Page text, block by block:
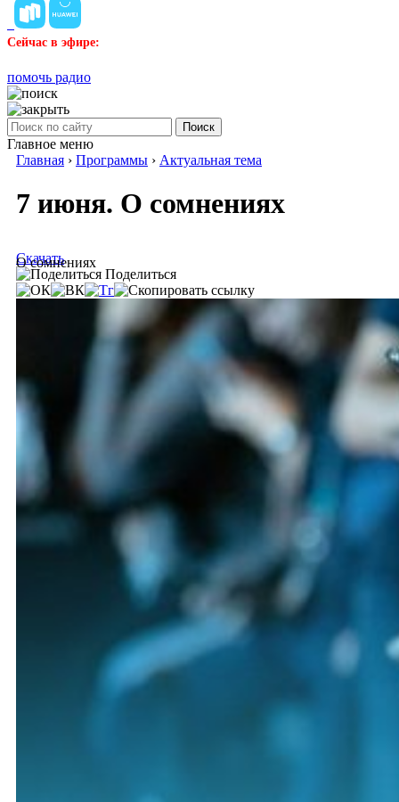
Сейчас в эфире:
помочь радио
Поиск
Главное меню
Главная › Программы › Актуальная тема
7 июня. О сомнениях
О сомнениях
Скачать
Поделиться